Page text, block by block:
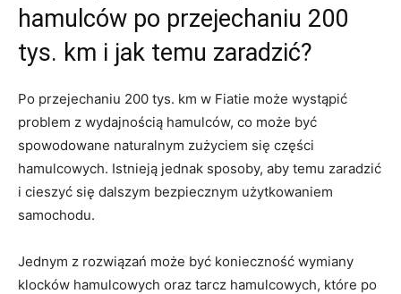
hamulców po ​przejechaniu​ 200
tys. km i jak ⁢temu zaradzić?
Po przejechaniu 200‍ tys.⁣ km w Fiatie⁤ może wystąpić
problem z ⁣wydajnością hamulców, co może ⁤być
spowodowane naturalnym zużyciem się ⁤części
hamulcowych. Istnieją jednak sposoby,⁢ aby temu zaradzić
i cieszyć się dalszym bezpiecznym użytkowaniem
samochodu.
Jednym z rozwiązań może być⁤ konieczność wymiany
⁢klocków⁤ hamulcowych ‌oraz tarcz hamulcowych, które po